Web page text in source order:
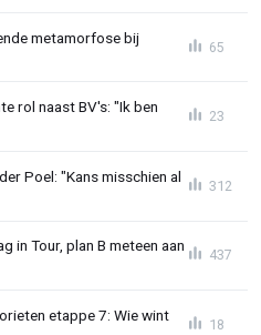
metamorfose bij
65
rol naast BV's: "Ik ben
23
Poel: "Kans misschien al
312
in Tour, plan B meteen aan
437
etappe 7: Wie wint
18